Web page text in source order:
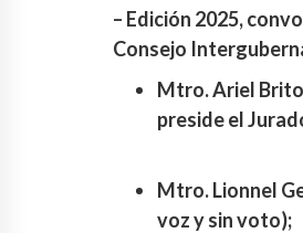
– Edición 2025,
Consejo
Mtro. Ariel
preside el
Mtro. Lionnel
voz y sin voto);